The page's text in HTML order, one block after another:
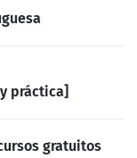
práctica]
gratuitos